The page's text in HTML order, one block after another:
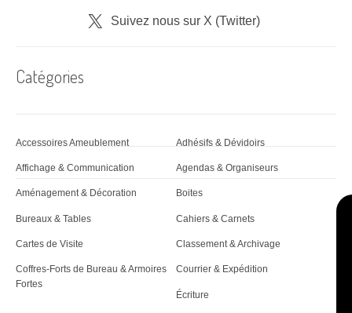
Suivez nous sur X (Twitter)
Catégories
Accessoires Ameublement Adhésifs & Dévidoirs
Affichage & Communication Agendas & Organiseurs
Aménagement & Décoration Boites
Bureaux & Tables Cahiers & Carnets
Cartes de Visite Classement & Archivage
Coffres-Forts de Bureau & Armoires
Fortes
Courrier & Expédition
Écriture